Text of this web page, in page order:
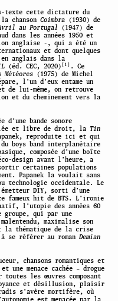
texte cette dictature du
la chansonCoimbra (1930) de
au Portugal
(1947) de
dans les années 1950 et
anglaise -, qui a été un
et dont quelques
anglais dans la
(éd. CEC, 2020) [1] . Ce
Météores (1975) de Michel
l’un d’eux entame un
de lui-même, on retrouve
et du cheminement vers la
d’une bande sonore
et libre de droit, la Tin
reproduite ici et qui
boys band interplanétaire
composée d’une boîte
design avant l’heure, a
certaines populations
Papanek la voulait sans
technologie occidentale. Le
DIY, sorti d’une
fameux hit de BTS. L’ironie
l’utopie des années 60
qui par une
maximalise son
thématique de la crise
se référer au romanDemian
chansons romantiques et
une menace cachée – drogue
toutes les œuvres composant
et désillusion, plaisir
s’avère mortifère, où
est menacée par la